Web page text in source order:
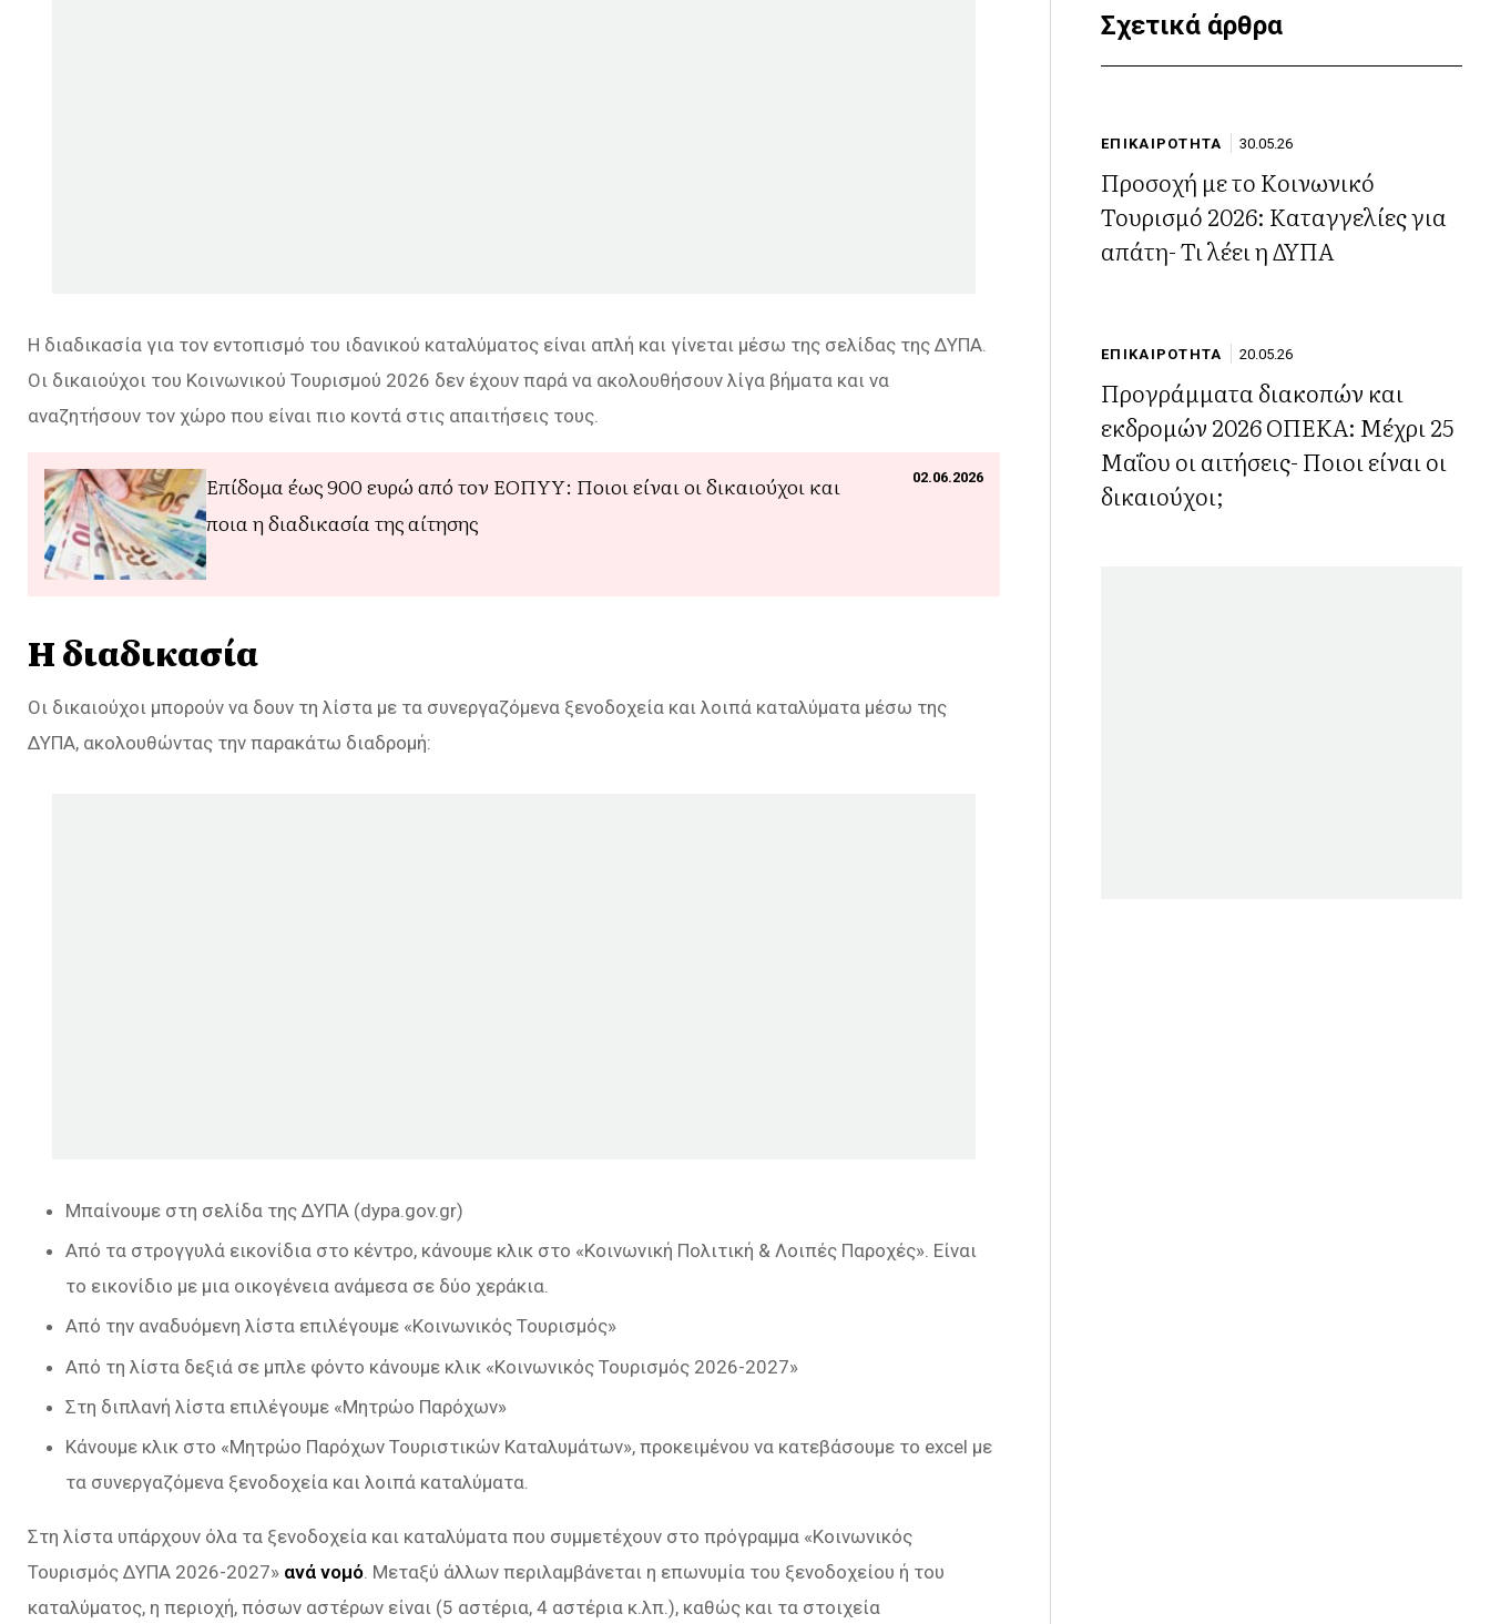
Η διαδικασία για τον εντοπισμό του ιδανικού καταλύματος είναι απλή και γίνεται μέσω της σελίδας της ΔΥΠΑ.
Οι δικαιούχοι του Κοινωνικού Τουρισμού 2026 δεν έχουν παρά να ακολουθήσουν λίγα βήματα και να
αναζητήσουν τον χώρο που είναι πιο κοντά στις απαιτήσεις τους.
02.06.2026
Επίδομα έως 900 ευρώ από τον ΕΟΠΥΥ: Ποιοι είναι οι δικαιούχοι και
ποια η διαδικασία της αίτησης
Η διαδικασία
Οι δικαιούχοι μπορούν να δουν τη λίστα με τα συνεργαζόμενα ξενοδοχεία και λοιπά καταλύματα μέσω της
ΔΥΠΑ, ακολουθώντας την παρακάτω διαδρομή:
Μπαίνουμε στη σελίδα της ΔΥΠΑ (dypa.gov.gr)
Από τα στρογγυλά εικονίδια στο κέντρο, κάνουμε κλικ στο «Κοινωνική Πολιτική & Λοιπές Παροχές». Είναι
το εικονίδιο με μια οικογένεια ανάμεσα σε δύο χεράκια.
Από την αναδυόμενη λίστα επιλέγουμε «Κοινωνικός Τουρισμός»
Από τη λίστα δεξιά σε μπλε φόντο κάνουμε κλικ «Κοινωνικός Τουρισμός 2026-2027»
Στη διπλανή λίστα επιλέγουμε «Μητρώο Παρόχων»
Κάνουμε κλικ στο «Μητρώο Παρόχων Τουριστικών Καταλυμάτων», προκειμένου να κατεβάσουμε το excel με
τα συνεργαζόμενα ξενοδοχεία και λοιπά καταλύματα.
Στη λίστα υπάρχουν όλα τα ξενοδοχεία και καταλύματα που συμμετέχουν στο πρόγραμμα «Κοινωνικός
Τουρισμός ΔΥΠΑ 2026-2027» ανά νομό. Μεταξύ άλλων περιλαμβάνεται η επωνυμία του ξενοδοχείου ή του
καταλύματος, η περιοχή, πόσων αστέρων είναι (5 αστέρια, 4 αστέρια κ.λπ.), καθώς και τα στοιχεία
Σχετικά άρθρα
ΕΠΙΚΑΙΡΟΤΗΤΑ 30.05.26
Προσοχή με το Κοινωνικό
Τουρισμό 2026: Καταγγελίες για
απάτη- Τι λέει η ΔΥΠΑ
ΕΠΙΚΑΙΡΟΤΗΤΑ 20.05.26
Προγράμματα διακοπών και
εκδρομών 2026 ΟΠΕΚΑ: Μέχρι 25
Μαΐου οι αιτήσεις- Ποιοι είναι οι
δικαιούχοι;